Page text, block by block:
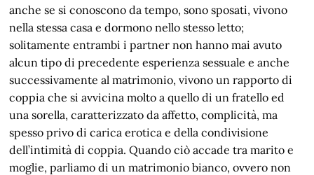
anche se si conoscono da tempo, sono sposati, vivono
nella stessa casa e dormono nello stesso letto;
solitamente entrambi i partner non hanno mai avuto
alcun tipo di precedente esperienza sessuale e anche
successivamente al matrimonio, vivono un rapporto di
coppia che si avvicina molto a quello di un fratello ed
una sorella, caratterizzato da affetto, complicità, ma
spesso privo di carica erotica e della condivisione
dell’intimità di coppia. Quando ciò accade tra marito e
moglie, parliamo di un matrimonio bianco, ovvero non